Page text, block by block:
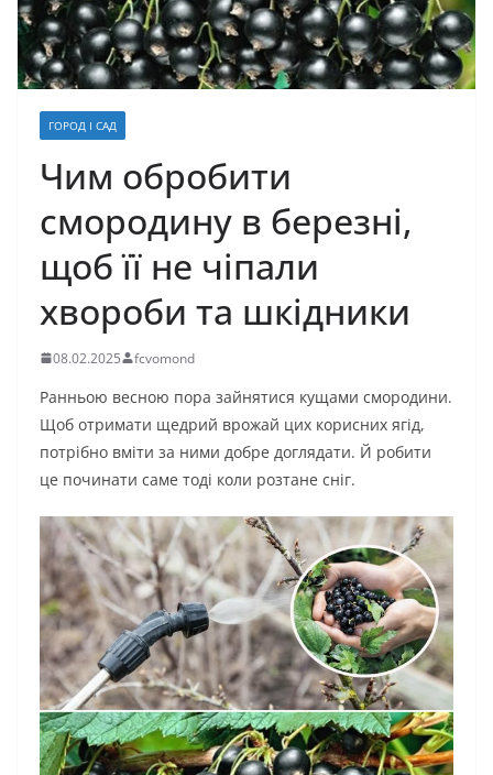
ГОРОД І САД
Чим обробити
смородину в березні,
щоб її не чіпали
хвороби та шкідники
08.02.2025 fcvomond
Ранньою весною пора зайнятися кущами смородини.
Щоб отримати щедрий врожай цих корисних ягід,
потрібно вміти за ними добре доглядати. Й робити
це починати саме тоді коли розтане сніг.